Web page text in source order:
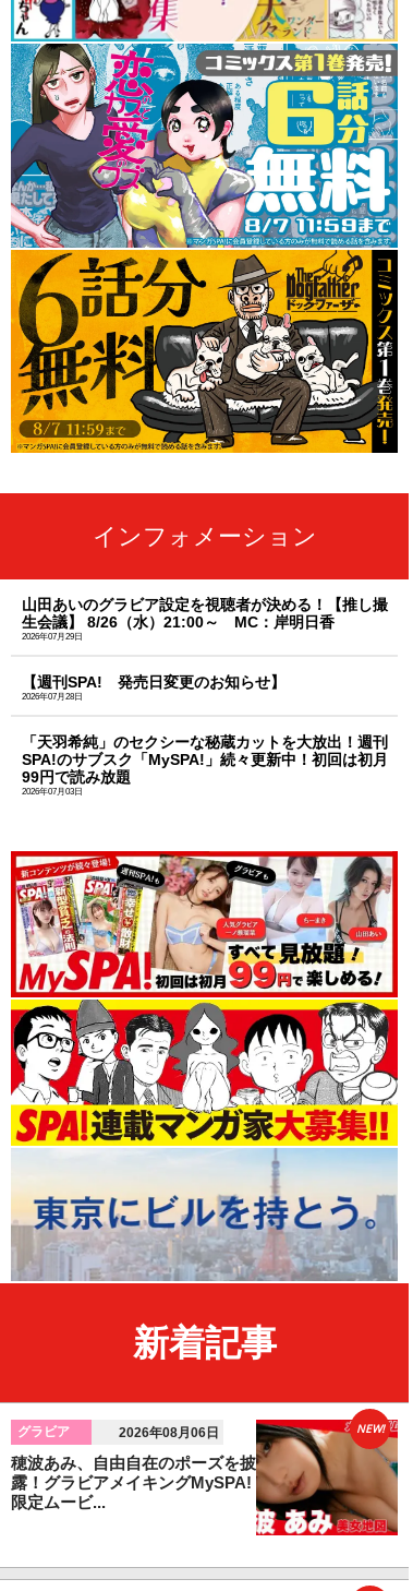
インフォメーション
山田あいのグラビア設定を視聴者が決める！【推し撮
生会議】 8/26（水）21:00～ MC：岸明日香
2026年07月29日
【週刊SPA! 発売日変更のお知らせ】
2026年07月28日
「天羽希純」のセクシーな秘蔵カットを大放出！週刊
SPA!のサブスク「MySPA!」続々更新中！初回は初月
99円で読み放題
2026年07月03日
新着記事
グラビア 2026年08月06日
穂波あみ、自由自在のポーズを披
露！グラビアメイキングMySPA!
限定ムービ...
NEW!